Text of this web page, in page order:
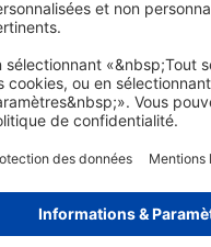
Livraison approx. :
lun. 17 août - mar.
Poids: env.
96 g